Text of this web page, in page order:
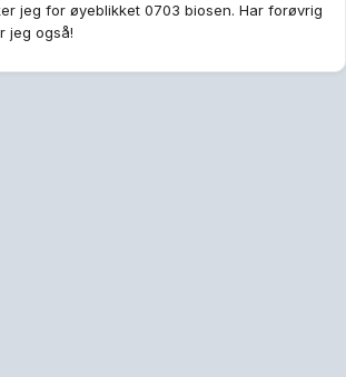
jeg for øyeblikket 0703 biosen. Har forøvrig
jeg også!